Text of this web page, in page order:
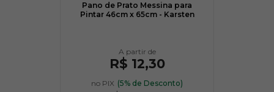
Pano de Prato Messina para
Pintar 46cm x 65cm - Karsten
R$ 12,30
no PIX (5% de Desconto)